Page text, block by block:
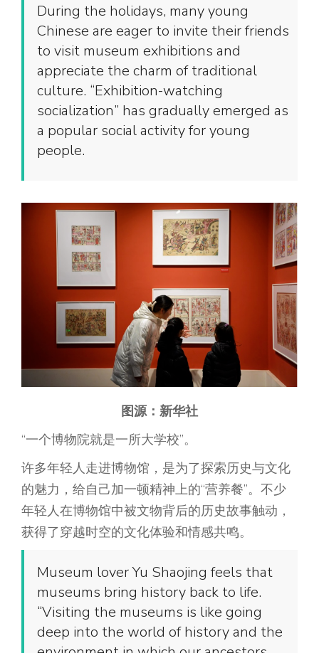
During the holidays, many young
Chinese are eager to invite their friends
to visit museum exhibitions and
appreciate the charm of traditional
culture. “Exhibition-watching
socialization” has gradually emerged as
a popular social activity for young
people.
图源：新华社
“一个博物院就是一所大学校”。
许多年轻人走进博物馆，是为了探索历史与文化
的魅力，给自己加一顿精神上的“营养餐”。不少
年轻人在博物馆中被文物背后的历史故事触动，
获得了穿越时空的文化体验和情感共鸣。
Museum lover Yu Shaojing feels that
museums bring history back to life.
“Visiting the museums is like going
deep into the world of history and the